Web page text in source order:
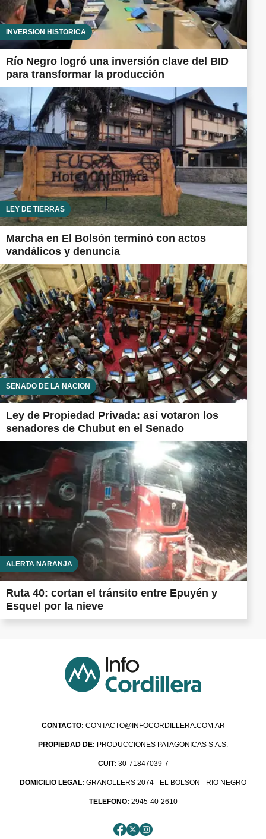
INVERSIÓN HISTÓRICA
Río Negro logró una inversión clave del BID
para transformar la producción
LEY DE TIERRAS
Marcha en El Bolsón terminó con actos
vandálicos y denuncia
SENADO DE LA NACIÓN
Ley de Propiedad Privada: así votaron los
senadores de Chubut en el Senado
ALERTA NARANJA
Ruta 40: cortan el tránsito entre Epuyén y
Esquel por la nieve
CONTACTO: CONTACTO@INFOCORDILLERA.COM.AR
PROPIEDAD DE: PRODUCCIONES PATAGONICAS S.A.S.
CUIT: 30-71847039-7
DOMICILIO LEGAL: GRANOLLERS 2074 - EL BOLSON - RIO NEGRO
TELEFONO: 2945-40-2610